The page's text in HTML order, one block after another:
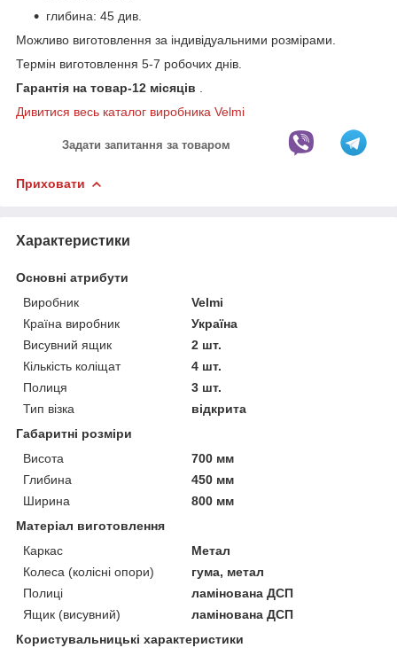
глибина: 45 див.
Можливо виготовлення за індивідуальними розмірами.
Термін виготовлення 5-7 робочих днів.
Гарантія на товар-12 місяців
Дивитися весь каталог виробника Velmi
Задати запитання за товаром
Приховати
Характеристики
Основні атрибути
Виробник
Velmi
Країна виробник
Україна
Висувний ящик
2 шт.
Кількість коліщат
4 шт.
Полиця
3 шт.
Тип візка
відкрита
Габаритні розміри
Висота
700 мм
Глибина
450 мм
Ширина
800 мм
Матеріал виготовлення
Каркас
Метал
Колеса (колісні опори)
гума, метал
Полиці
ламінована ДСП
Ящик (висувний)
ламінована ДСП
Користувальницькі характеристики